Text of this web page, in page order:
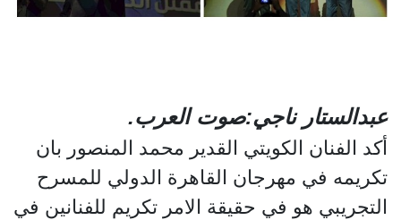
عبدالستار ناجي:صوت العرب.
أكد الفنان الكويتي القدير محمد المنصور بان
تكريمه في مهرجان القاهرة الدولي للمسرح
التجريبي هو في حقيقة الامر تكريم للفنانين في